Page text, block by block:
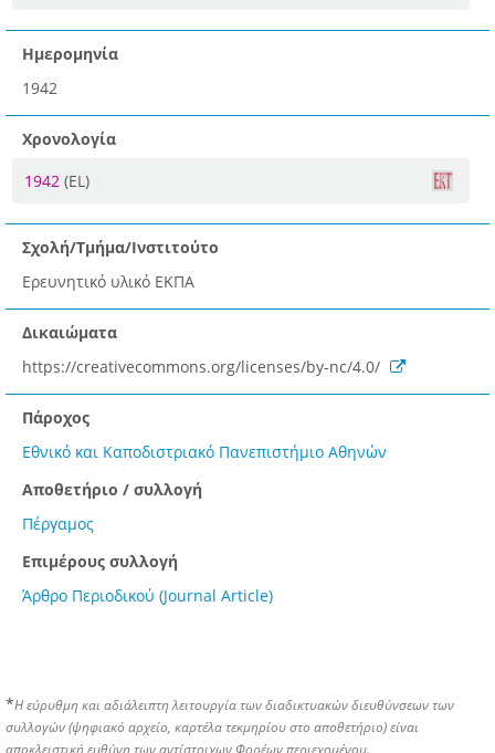
Ημερομηνία
1942
Χρονολογία
1942 (EL)
Σχολή/Τμήμα/Ινστιτούτο
Ερευνητικό υλικό ΕΚΠΑ
Δικαιώματα
https://creativecommons.org/licenses/by-nc/4.0/
Πάροχος
Εθνικό και Καποδιστριακό Πανεπιστήμιο Αθηνών
Αποθετήριο / συλλογή
Πέργαμος
Επιμέρους συλλογή
Άρθρο Περιοδικού (Journal Article)
*Η εύρυθμη και αδιάλειπτη λειτουργία των διαδικτυακών διευθύνσεων των
συλλογών (ψηφιακό αρχείο, καρτέλα τεκμηρίου στο αποθετήριο) είναι
αποκλειστική ευθύνη των αντίστοιχων Φορέων περιεχομένου.